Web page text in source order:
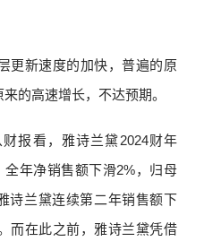
更新速度的加快，普遍的原
的高速增长，不达预期。
报看，雅诗兰黛2024财年
全年净销售额下滑2%，归母
诗兰黛连续第二年销售额下
而在此之前，雅诗兰黛凭借